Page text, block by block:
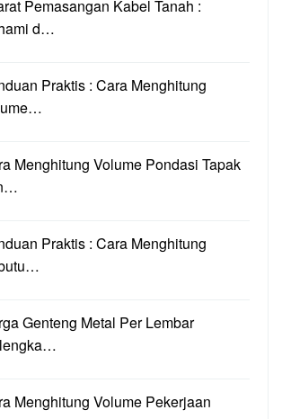
Pemasangan Kabel Tanah :
d…
Praktis : Cara Menghitung
Menghitung Volume Pondasi Tapak
Praktis : Cara Menghitung
Genteng Metal Per Lembar
Menghitung Volume Pekerjaan